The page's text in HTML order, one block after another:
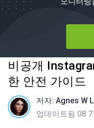
비공개
한 안전 가이드
저자: Agnes W
업데이트됨 08